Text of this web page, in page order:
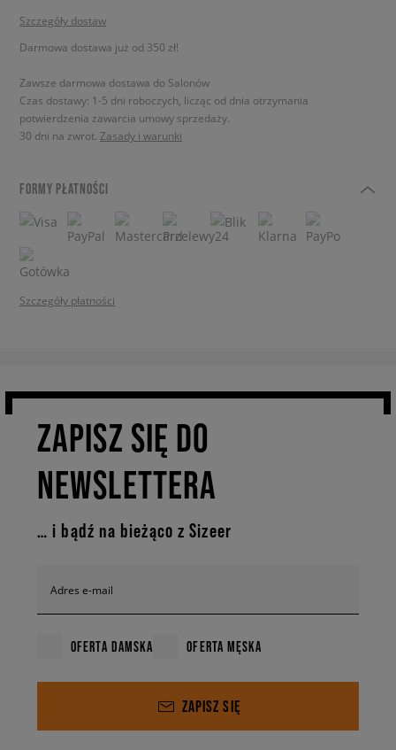
Szczegóły dostaw
Darmowa dostawa już od 350 zł!
Zawsze darmowa dostawa do Salonów
Czas dostawy: 1-5 dni roboczych, licząc od dnia otrzymania
potwierdzenia zawarcia umowy sprzedaży.
30 dni na zwrot. Zasady i warunki
FORMY PŁATNOŚCI
Szczegóły płatności
ZAPISZ SIĘ DO
NEWSLETTERA
… i bądź na bieżąco z Sizeer
Adres e-mail
OFERTA DAMSKA OFERTA MĘSKA
ZAPISZ SIĘ